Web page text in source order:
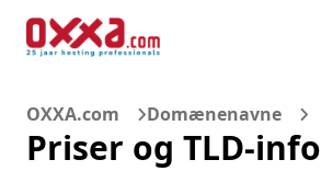
OXXA.com Domænenavne
Priser og TLD-info